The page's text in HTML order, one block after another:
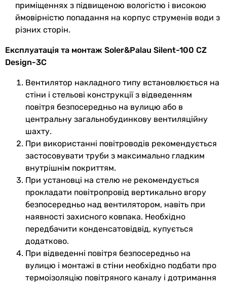
Побачили помилку в описі або характеристиках?
Повідомте нам про це!
Характеристики, комплектація та фотографії Soler&Palau
Silent-100 CZ Design-3C (5210603100) носять
ознайомлювальний характер і можуть змінюватися
виробником без повідомлення. Магазин не несе
відповідальності за зміни, внесені виробником.
приміщеннях з підвищеною вологістю і високою
ймовірністю попадання на корпус струменів води з
різних сторін.
Експлуатація та монтаж Soler&Palau Silent-100 CZ
Design-3C
Вентилятор накладного типу встановлюється на
стіни і стельові конструкції з відведенням
повітря безпосередньо на вулицю або в
центральну загальнобудинкову вентиляційну
шахту.
При використанні повітроводів рекомендується
застосовувати труби з максимально гладким
внутрішнім покриттям.
При установці на стелю не рекомендується
прокладати повітропровід вертикально вгору
безпосередньо над вентилятором, навіть при
наявності захисного ковпака. Необхідно
передбачити конденсатовідвід, купується
додатково.
При відведенні повітря безпосередньо на
вулицю і монтажі в стіни необхідно подбати про
термоізоляцію повітряного каналу і дотримання